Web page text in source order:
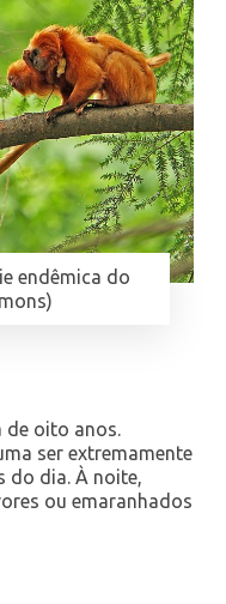
endêmica do
de oito anos.
ser extremamente
do dia. À noite,
ou emaranhados